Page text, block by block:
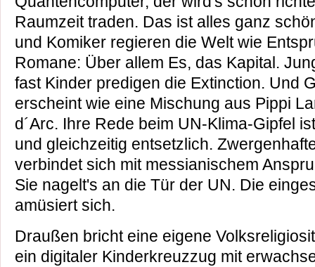
Raumzeit traden. Das ist alles ganz
und Komiker regieren die Welt wie
Romane: Über allem Es, das Kapital.
fast Kinder predigen die Extinction. Und
erscheint wie eine Mischung aus Pippi
d´Arc. Ihre Rede beim UN-Klima-Gipfel
und gleichzeitig entsetzlich.
verbindet sich mit messianischem
Sie nagelt's an die Tür der UN. Die
amüsiert sich.
Draußen bricht eine eigene
ein digitaler Kinderkreuzzug mit